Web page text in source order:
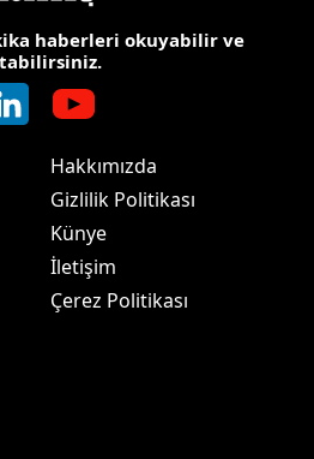
haberleri okuyabilir ve
Hakkımızda
Gizlilik Politikası
Künye
İletişim
Çerez Politikası